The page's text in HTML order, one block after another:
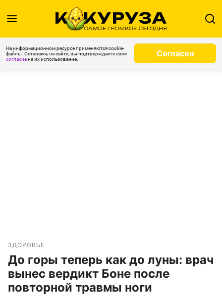
На информационном ресурсе применяются cookie-
файлы. Оставаясь на сайте, вы подтверждаете свое
согласиена их использование.
Согласен
ЗДОРОВЬЕ
До горы теперь как до луны: врач
вынес вердикт Боне после
повторной травмы ноги